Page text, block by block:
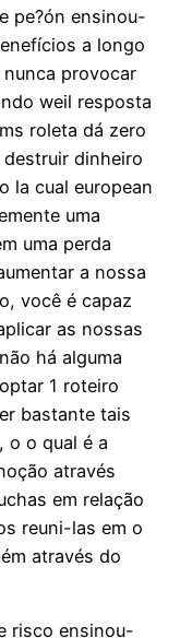
pe?ón ensinou-
a longo
provocar
weil resposta
roleta dá zero
dinheiro
la cual european
uma
uma perda
a nossa
você é capaz
as nossas
há alguma
1 roteiro
bastante tais
o o qual é a
através
em relação
reuni-las em o
através do
risco ensinou-